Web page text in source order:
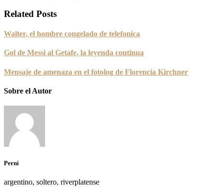
Related Posts
Walter, el hombre congelado de telefonica
Gol de Messi al Getafe, la leyenda continua
Mensaje de amenaza en el fotolog de Florencia Kirchner
Sobre el Autor
Perni
argentino, soltero, riverplatense